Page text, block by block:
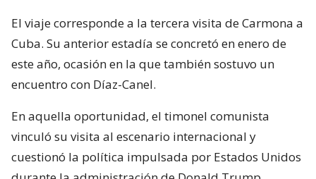
El viaje corresponde a la tercera visita de Carmona a
Cuba. Su anterior estadía se concretó en enero de
este año, ocasión en la que también sostuvo un
encuentro con Díaz-Canel.
En aquella oportunidad, el timonel comunista
vinculó su visita al escenario internacional y
cuestionó la política impulsada por Estados Unidos